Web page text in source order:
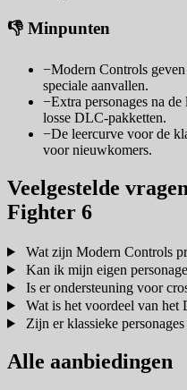
👎 Minpunten
−Modern Controls
speciale aanvallen.
−Extra personages na
losse DLC-pakketten.
−De leercurve voor de
voor nieuwkomers.
Veelgestelde
Fighter 6
Wat zijn Modern Controls
Kan ik mijn eigen
Is er ondersteuning voor
Wat is het voordeel van het
Zijn er klassieke
Alle aanbiedingen